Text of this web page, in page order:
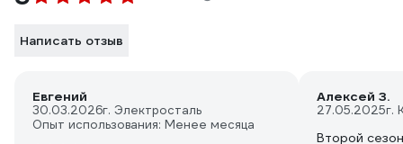
Написать отзыв
Евгений
30.03.2026г. Электросталь
Опыт использования: Менее месяца
Алексей З.
27.05.2025г.
Второй